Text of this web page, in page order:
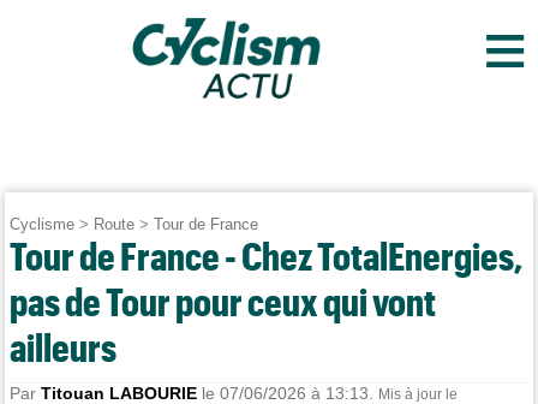
≡
Cyclisme > Route >Tour de France
Tour de France - Chez TotalEnergies,
pas de Tour pour ceux qui vont
ailleurs
ParTitouan LABOURIE le 07/06/2026 à 13:13.
Mis à jour le